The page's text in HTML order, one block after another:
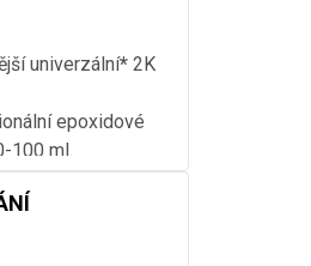
univerzální* 2K
epoxidové
100 ml.
dávkování obou
tmelů a